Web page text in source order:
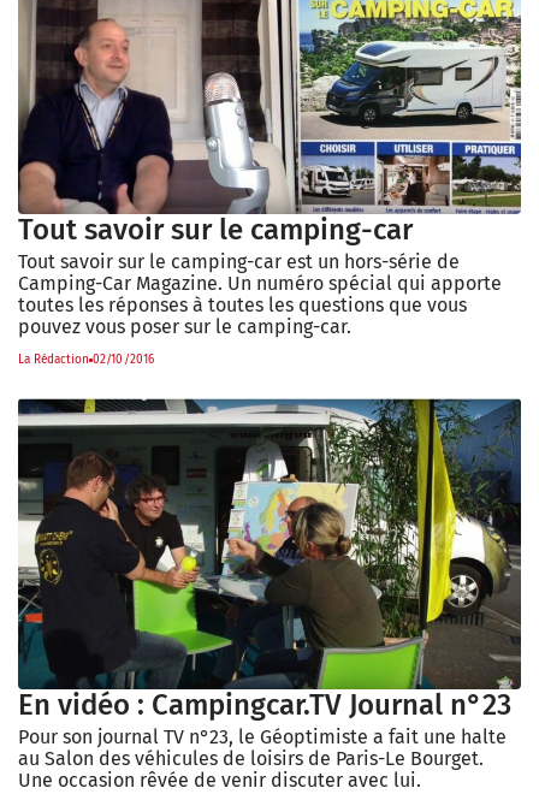
Tout savoir sur le camping-car
Tout savoir sur le camping-car est un hors-série de
Camping-Car Magazine. Un numéro spécial qui apporte
toutes les réponses à toutes les questions que vous
pouvez vous poser sur le camping-car.
La Rédaction 02/10/2016
En vidéo : Campingcar.TV Journal n°23
Pour son journal TV n°23, le Géoptimiste a fait une halte
au Salon des véhicules de loisirs de Paris-Le Bourget.
Une occasion rêvée de venir discuter avec lui.